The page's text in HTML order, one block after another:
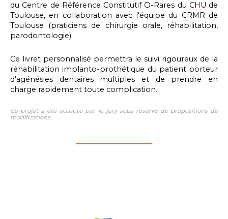
du Centre de Référence Constitutif O-Rares du CHU de
Toulouse, en collaboration avec l'équipe du CRMR de
Toulouse (praticiens de chirurgie orale, réhabilitation,
parodontologie).
Ce livret personnalisé permettra le suivi rigoureux de la
réhabilitation implanto-prothétique du patient porteur
d'agénésies dentaires multiples et de prendre en
charge rapidement toute complication.
Ce projet a été accepté par le jury sous réserve de propositions de
modifications.